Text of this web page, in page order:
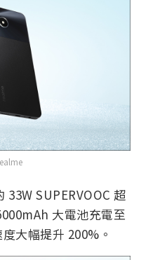
SUPERVOOC 超
大電池充電至
大幅提升 200%。